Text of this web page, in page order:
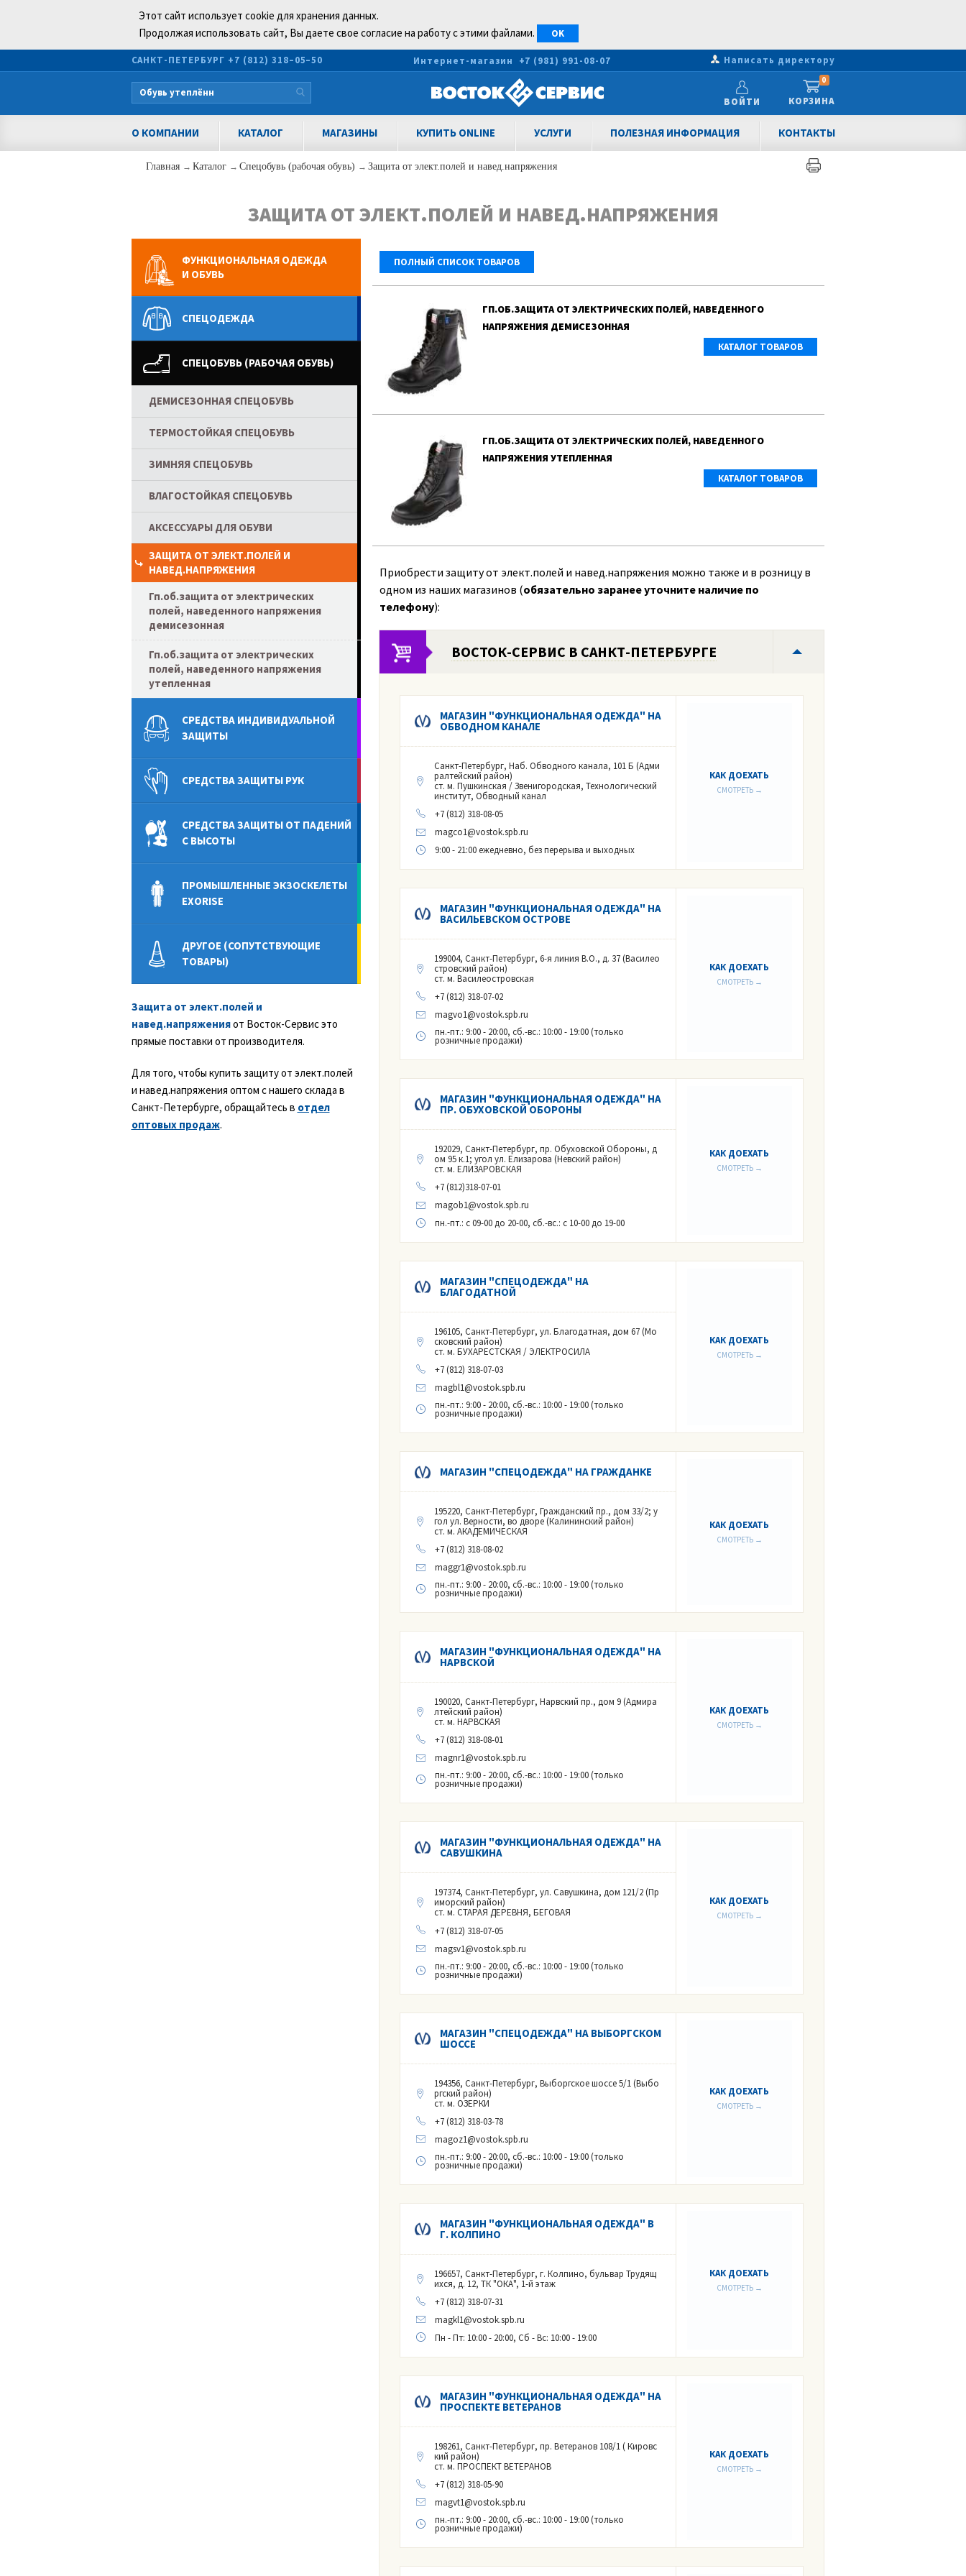
Этот сайт использует cookie для хранения данных.
Продолжая использовать сайт, Вы даете свое согласие на работу с этими файлами.
OK
САНКТ-ПЕТЕРБУРГ +7 (812) 318–05–50 Интернет-магазин +7 (981) 991-08-07 Написать директору
ВОЙТИ КОРЗИНА
0
О КОМПАНИИ КАТАЛОГ МАГАЗИНЫ КУПИТЬ ONLINE УСЛУГИ ПОЛЕЗНАЯ ИНФОРМАЦИЯ КОНТАКТЫ
Главная → Каталог → Спецобувь (рабочая обувь) → Защита от элект.полей и навед.напряжения
ЗАЩИТА ОТ ЭЛЕКТ.ПОЛЕЙ И НАВЕД.НАПРЯЖЕНИЯ
ПОЛНЫЙ СПИСОК ТОВАРОВ
ГП.ОБ.ЗАЩИТА ОТ ЭЛЕКТРИЧЕСКИХ ПОЛЕЙ, НАВЕДЕННОГО
НАПРЯЖЕНИЯ ДЕМИСЕЗОННАЯ
КАТАЛОГ ТОВАРОВ
ГП.ОБ.ЗАЩИТА ОТ ЭЛЕКТРИЧЕСКИХ ПОЛЕЙ, НАВЕДЕННОГО
НАПРЯЖЕНИЯ УТЕПЛЕННАЯ
КАТАЛОГ ТОВАРОВ
Приобрести защиту от элект.полей и навед.напряжения можно также и в розницу в
одном из наших магазинов (обязательно заранее уточните наличие по
телефону):
ВОСТОК-СЕРВИС В САНКТ-ПЕТЕРБУРГЕ
МАГАЗИН "ФУНКЦИОНАЛЬНАЯ ОДЕЖДА" НА
ОБВОДНОМ КАНАЛЕ
Санкт-Петербург, Наб. Обводного канала, 101 Б (Адми
ралтейский район)
ст. м. Пушкинская / Звенигородская, Технологический
институт, Обводный канал
+7 (812) 318-08-05
magco1@vostok.spb.ru
9:00 - 21:00 ежедневно, без перерыва и выходных
КАК ДОЕХАТЬ
СМОТРЕТЬ →
МАГАЗИН "ФУНКЦИОНАЛЬНАЯ ОДЕЖДА" НА
ВАСИЛЬЕВСКОМ ОСТРОВЕ
199004, Санкт-Петербург, 6-я линия В.О., д. 37 (Василео
стровский район)
ст. м. Василеостровская
+7 (812) 318-07-02
magvo1@vostok.spb.ru
пн.-пт.: 9:00 - 20:00, сб.-вс.: 10:00 - 19:00 (только
розничные продажи)
КАК ДОЕХАТЬ
СМОТРЕТЬ →
МАГАЗИН "ФУНКЦИОНАЛЬНАЯ ОДЕЖДА" НА
ПР. ОБУХОВСКОЙ ОБОРОНЫ
192029, Санкт-Петербург, пр. Обуховской Обороны, д
ом 95 к.1; угол ул. Елизарова (Невский район)
ст. м. ЕЛИЗАРОВСКАЯ
+7 (812)318-07-01
magob1@vostok.spb.ru
пн.-пт.: с 09-00 до 20-00, сб.-вс.: с 10-00 до 19-00
КАК ДОЕХАТЬ
СМОТРЕТЬ →
МАГАЗИН "СПЕЦОДЕЖДА" НА
БЛАГОДАТНОЙ
196105, Санкт-Петербург, ул. Благодатная, дом 67 (Мо
сковский район)
ст. м. БУХАРЕСТСКАЯ / ЭЛЕКТРОСИЛА
+7 (812) 318-07-03
magbl1@vostok.spb.ru
пн.-пт.: 9:00 - 20:00, сб.-вс.: 10:00 - 19:00 (только
розничные продажи)
КАК ДОЕХАТЬ
СМОТРЕТЬ →
МАГАЗИН "СПЕЦОДЕЖДА" НА ГРАЖДАНКЕ
195220, Санкт-Петербург, Гражданский пр., дом 33/2; у
гол ул. Верности, во дворе (Калининский район)
ст. м. АКАДЕМИЧЕСКАЯ
+7 (812) 318-08-02
maggr1@vostok.spb.ru
пн.-пт.: 9:00 - 20:00, сб.-вс.: 10:00 - 19:00 (только
розничные продажи)
КАК ДОЕХАТЬ
СМОТРЕТЬ →
МАГАЗИН "ФУНКЦИОНАЛЬНАЯ ОДЕЖДА" НА
НАРВСКОЙ
190020, Санкт-Петербург, Нарвский пр., дом 9 (Адмира
лтейский район)
ст. м. НАРВСКАЯ
+7 (812) 318-08-01
magnr1@vostok.spb.ru
пн.-пт.: 9:00 - 20:00, сб.-вс.: 10:00 - 19:00 (только
розничные продажи)
КАК ДОЕХАТЬ
СМОТРЕТЬ →
МАГАЗИН "ФУНКЦИОНАЛЬНАЯ ОДЕЖДА" НА
САВУШКИНА
197374, Санкт-Петербург, ул. Савушкина, дом 121/2 (Пр
иморский район)
ст. м. СТАРАЯ ДЕРЕВНЯ, БЕГОВАЯ
+7 (812) 318-07-05
magsv1@vostok.spb.ru
пн.-пт.: 9:00 - 20:00, сб.-вс.: 10:00 - 19:00 (только
розничные продажи)
КАК ДОЕХАТЬ
СМОТРЕТЬ →
МАГАЗИН "СПЕЦОДЕЖДА" НА ВЫБОРГСКОМ
ШОССЕ
194356, Санкт-Петербург, Выборгское шоссе 5/1 (Выбо
ргский район)
ст. м. ОЗЕРКИ
+7 (812) 318-03-78
magoz1@vostok.spb.ru
пн.-пт.: 9:00 - 20:00, сб.-вс.: 10:00 - 19:00 (только
розничные продажи)
КАК ДОЕХАТЬ
СМОТРЕТЬ →
МАГАЗИН "ФУНКЦИОНАЛЬНАЯ ОДЕЖДА" В
Г. КОЛПИНО
196657, Санкт-Петербург, г. Колпино, бульвар Трудящ
ихся, д. 12, ТК "ОКА", 1-й этаж
+7 (812) 318-07-31
magkl1@vostok.spb.ru
Пн - Пт: 10:00 - 20:00, Сб - Вс: 10:00 - 19:00
КАК ДОЕХАТЬ
СМОТРЕТЬ →
МАГАЗИН "ФУНКЦИОНАЛЬНАЯ ОДЕЖДА" НА
ПРОСПЕКТЕ ВЕТЕРАНОВ
198261, Санкт-Петербург, пр. Ветеранов 108/1 ( Кировс
кий район)
ст. м. ПРОСПЕКТ ВЕТЕРАНОВ
+7 (812) 318-05-90
magvt1@vostok.spb.ru
пн.-пт.: 9:00 - 20:00, сб.-вс.: 10:00 - 19:00 (только
розничные продажи)
КАК ДОЕХАТЬ
СМОТРЕТЬ →
ФУНКЦИОНАЛЬНАЯ ОДЕЖДА
И ОБУВЬ
СПЕЦОДЕЖДА
СПЕЦОБУВЬ (РАБОЧАЯ ОБУВЬ)
ДЕМИСЕЗОННАЯ СПЕЦОБУВЬ
ТЕРМОСТОЙКАЯ СПЕЦОБУВЬ
ЗИМНЯЯ СПЕЦОБУВЬ
ВЛАГОСТОЙКАЯ СПЕЦОБУВЬ
АКСЕССУАРЫ ДЛЯ ОБУВИ
ЗАЩИТА ОТ ЭЛЕКТ.ПОЛЕЙ И
НАВЕД.НАПРЯЖЕНИЯ
Гп.об.защита от электрических
полей, наведенного напряжения
демисезонная
Гп.об.защита от электрических
полей, наведенного напряжения
утепленная
СРЕДСТВА ИНДИВИДУАЛЬНОЙ
ЗАЩИТЫ
СРЕДСТВА ЗАЩИТЫ РУК
СРЕДСТВА ЗАЩИТЫ ОТ ПАДЕНИЙ
С ВЫСОТЫ
ПРОМЫШЛЕННЫЕ ЭКЗОСКЕЛЕТЫ
EXORISE
ДРУГОЕ (СОПУТСТВУЮЩИЕ
ТОВАРЫ)
Защита от элект.полей и
навед.напряженияот Восток-Сервис это
прямые поставки от производителя.
Для того, чтобы купить защиту от элект.полей
и навед.напряжения оптом с нашего склада в
Санкт-Петербурге, обращайтесь в отдел
оптовых продаж.